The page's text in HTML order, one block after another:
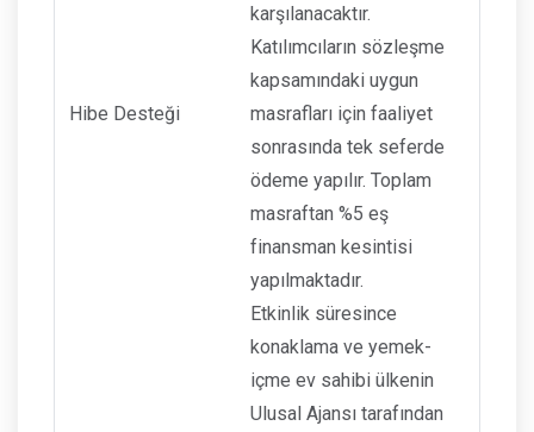
Hibe Desteği
karşılanacaktır.
Katılımcıların sözleşme
kapsamındaki uygun
masrafları için faaliyet
sonrasında tek seferde
ödeme yapılır. Toplam
masraftan %5 eş
finansman kesintisi
yapılmaktadır.
Etkinlik süresince
konaklama ve yemek-
içme ev sahibi ülkenin
Ulusal Ajansı tarafından